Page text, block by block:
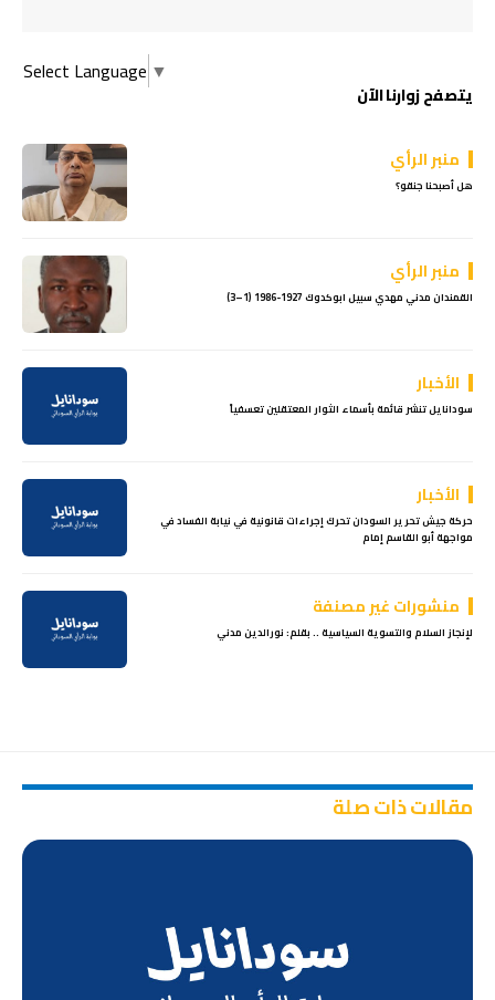
Select Language ▼
يتصفح زوارنا الآن
منبر الرأي
هل أصبحنا جنقو؟
منبر الرأي
القمندان مدني مهدي سبيل ابوكدوك 1927-1986 (1–3)
الأخبار
سودانايل تنشر قائمة بأسماء الثوار المعتقلين تعسفياً
الأخبار
حركة جيش تحرير السودان تحرك إجراءات قانونية في نيابة الفساد في
مواجهة أبو القاسم إمام
منشورات غير مصنفة
لإنجاز السلام والتسوية السياسية .. بقلم: نورالدين مدني
مقالات ذات صلة